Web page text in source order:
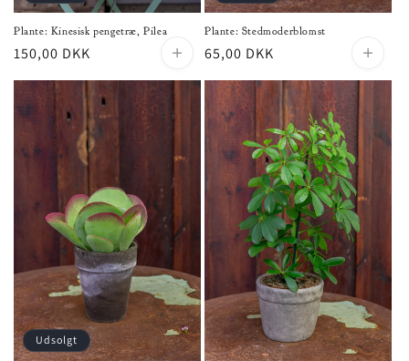
Plante: Kinesisk pengetræ, Pilea
Normalpris
150,00 DKK Udsolgt
Plante: Stedmoderblomst
Normalpris
65,00 DKK Udsolgt
Udsolgt